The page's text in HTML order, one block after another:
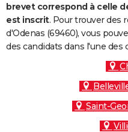
S'inscrire
Se connecter
Lycées
Collèges
Primaires
Universités
Entreprises
Service militaire
Avis de recherche
AVIS DE DÉCÈS
FORUM
brevet correspond à celle
est inscrit. Pour trouver des
d'Odenas (69460), vous
des candidats dans l'une
Saint-